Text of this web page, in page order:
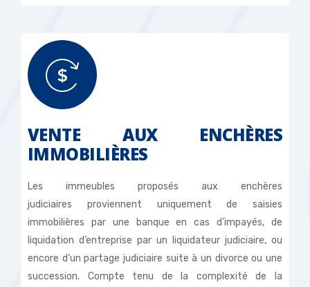
VENTE AUX ENCHÈRES
IMMOBILIÈRES
Les immeubles proposés aux enchères
judiciaires proviennent uniquement de saisies
immobilières par une banque en cas d’impayés, de
liquidation d’entreprise par un liquidateur judiciaire, ou
encore d’un partage judiciaire suite à un divorce ou une
succession. Compte tenu de la complexité de la